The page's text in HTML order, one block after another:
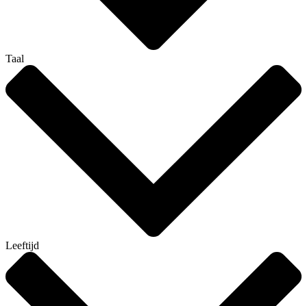
Taal
Leeftijd